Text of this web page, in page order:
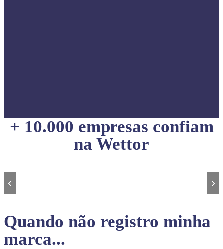
+ 10.000 empresas confiam
na Wettor
‹ ›
Quando não registro minha
marca...